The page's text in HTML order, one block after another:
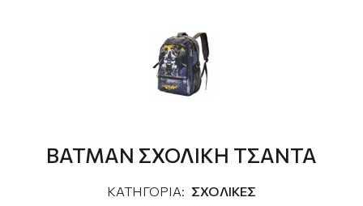
ΒΑΤΜΑΝ ΣΧΟΛΙΚΗ ΤΣΑΝΤΑ
ΚΑΤΗΓΟΡΙΑ: ΣΧΟΛΙΚΕΣ